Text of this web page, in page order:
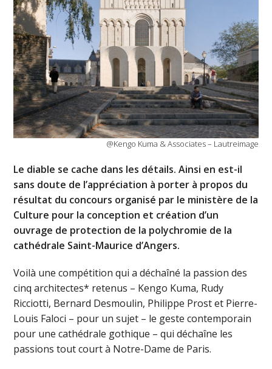
@Kengo Kuma & Associates – Lautreimage
Le diable se cache dans les détails. Ainsi en est-il
sans doute de l’appréciation à porter à propos du
résultat du concours organisé par le ministère de la
Culture pour la conception et création d’un
ouvrage de protection de la polychromie de la
cathédrale Saint-Maurice d’Angers.
Voilà une compétition qui a déchaîné la passion des
cinq architectes* retenus – Kengo Kuma, Rudy
Ricciotti, Bernard Desmoulin, Philippe Prost et Pierre-
Louis Faloci – pour un sujet – le geste contemporain
pour une cathédrale gothique – qui déchaîne les
passions tout court à Notre-Dame de Paris.